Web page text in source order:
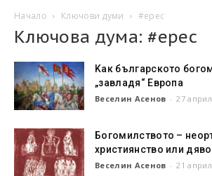
Начало Ключови думи #ерес
Ключова дума: #ерес
Kак българското
„завладя“ Европа
Веселин Асенов - 27
Богомилството –
християнство или
Веселин Асенов - 21